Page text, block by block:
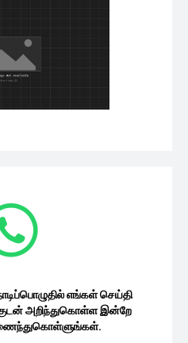
எங்கள் செய்தி
அறிந்துகொள்ள இன்றே